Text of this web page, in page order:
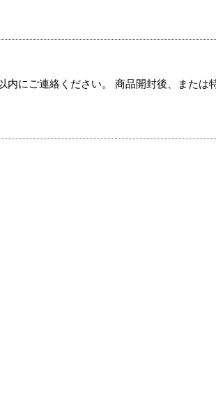
にご連絡ください。 商品開封後、または